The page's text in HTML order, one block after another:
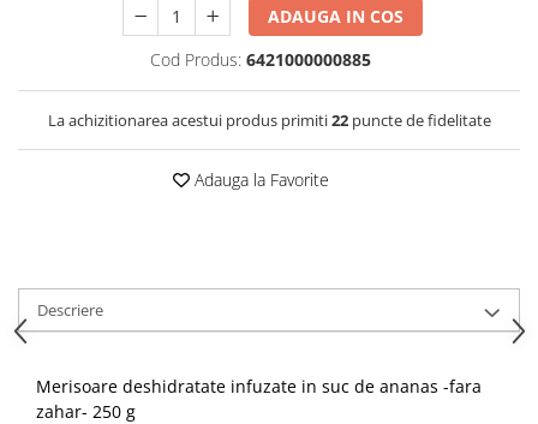
ADAUGA IN COS
Cod Produs: 6421000000885
La achizitionarea acestui produs primiti22puncte de fidelitate
Adauga la Favorite
Descriere
Merisoare deshidratate infuzate in suc de ananas -fara
zahar- 250 g